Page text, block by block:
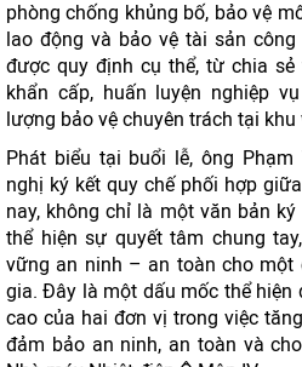
phòng chống khủng bố, bảo vệ
lao động và bảo vệ tài sản
được quy định cụ thể, từ chia
khẩn cấp, huấn luyện nghiệp
lượng bảo vệ chuyên trách tại khu
Phát biểu tại buổi lễ, ông
nghị ký kết quy chế phối hợp
nay, không chỉ là một văn bản
thể hiện sự quyết tâm chung
vững an ninh – an toàn cho một
gia. Đây là một dấu mốc thể
cao của hai đơn vị trong việc
đảm bảo an ninh, an toàn và